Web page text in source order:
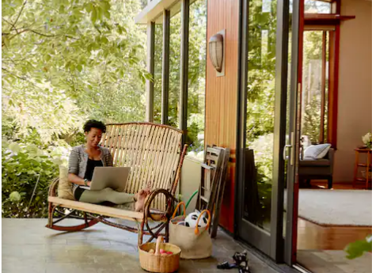
et vers le bas pour les parcourir ou en appuyant et en faisant glisser.